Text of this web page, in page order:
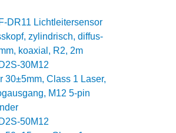
DR11 Lichtleitersensor
zylindrisch, diffus-
koaxial, R2, 2m
30M12
30±5mm, Class 1 Laser,
M12 5-pin
50M12